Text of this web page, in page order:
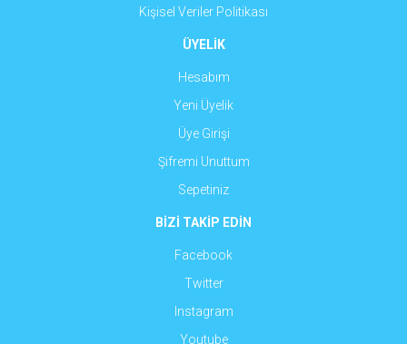
Kişisel Veriler Politikası
ÜYELİK
Hesabım
Yeni Üyelik
Üye Girişi
Şifremi Unuttum
Sepetiniz
BİZİ TAKİP EDİN
Facebook
Twitter
Instagram
Youtube